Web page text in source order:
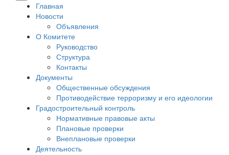
Главная
Новости
Объявления
О Комитете
Руководство
Структура
Контакты
Документы
Общественные обсуждения
Противодействие терроризму и его идеологии
Градостроительный контроль
Нормативные правовые акты
Плановые проверки
Внеплановые проверки
Деятельность